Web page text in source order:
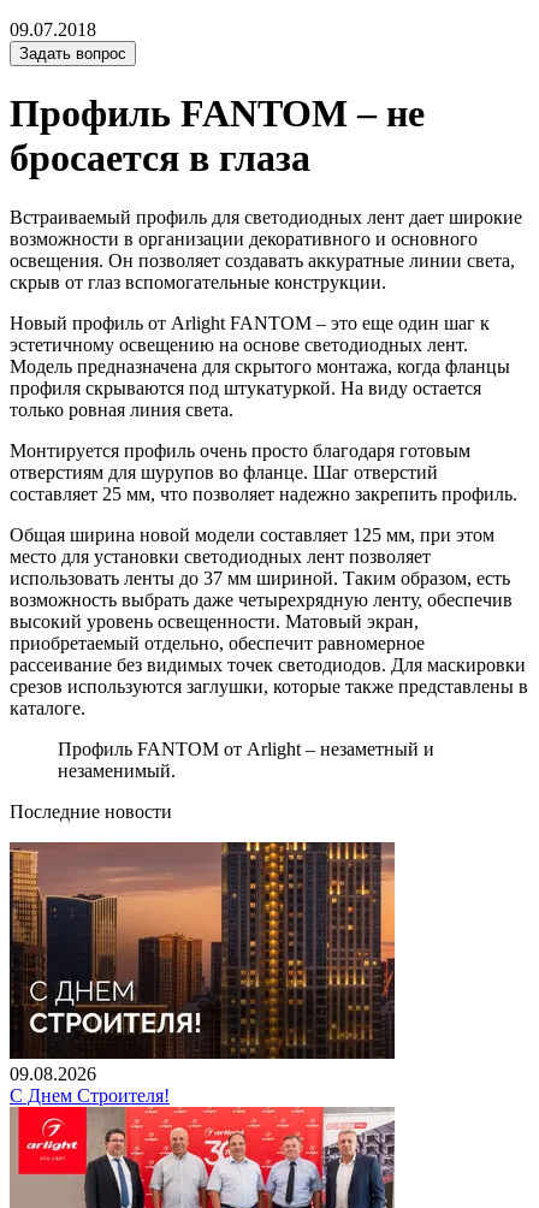
09.07.2018
Задать вопрос
Профиль FANTOM – не
бросается в глаза
Встраиваемый профиль для светодиодных лент дает широкие
возможности в организации декоративного и основного
освещения. Он позволяет создавать аккуратные линии света,
скрыв от глаз вспомогательные конструкции.
Новый профиль от Arlight FANTOM – это еще один шаг к
эстетичному освещению на основе светодиодных лент.
Модель предназначена для скрытого монтажа, когда фланцы
профиля скрываются под штукатуркой. На виду остается
только ровная линия света.
Монтируется профиль очень просто благодаря готовым
отверстиям для шурупов во фланце. Шаг отверстий
составляет 25 мм, что позволяет надежно закрепить профиль.
Общая ширина новой модели составляет 125 мм, при этом
место для установки светодиодных лент позволяет
использовать ленты до 37 мм шириной. Таким образом, есть
возможность выбрать даже четырехрядную ленту, обеспечив
высокий уровень освещенности. Матовый экран,
приобретаемый отдельно, обеспечит равномерное
рассеивание без видимых точек светодиодов. Для маскировки
срезов используются заглушки, которые также представлены в
каталоге.
Профиль FANTOM от Arlight – незаметный и
незаменимый.
Последние новости
09.08.2026
С Днем Строителя!